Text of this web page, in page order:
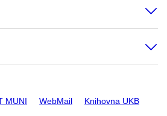
MUNI WebMail Knihovna UKB